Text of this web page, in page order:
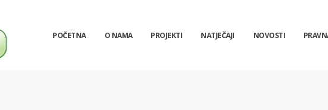
POČETNA O NAMA PROJEKTI NATJEČAJI NOVOSTI